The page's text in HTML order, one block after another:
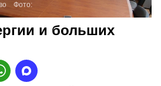
Фото:
и больших